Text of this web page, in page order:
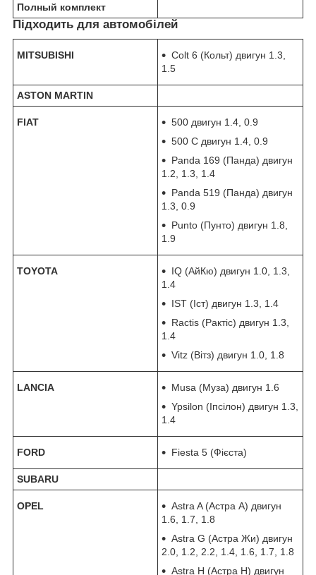
Полный комплект
Підходить для автомобілей
MITSUBISHI
Colt 6 (Кольт) двигун 1.3,
1.5
ASTON MARTIN
FIAT
500 двигун 1.4, 0.9
500 C двигун 1.4, 0.9
Panda 169 (Панда) двигун
1.2, 1.3, 1.4
Panda 519 (Панда) двигун
1.3, 0.9
Punto (Пунто) двигун 1.8,
1.9
TOYOTA
IQ (АйКю) двигун 1.0, 1.3,
1.4
IST (Іст) двигун 1.3, 1.4
Ractis (Рактіс) двигун 1.3,
1.4
Vitz (Вітз) двигун 1.0, 1.8
LANCIA
Musa (Муза) двигун 1.6
Ypsilon (Іпсілон) двигун 1.3,
1.4
FORD Fiesta 5 (Фієста)
SUBARU
OPEL
Astra A (Астра А) двигун
1.6, 1.7, 1.8
Astra G (Астра Жи) двигун
2.0, 1.2, 2.2, 1.4, 1.6, 1.7, 1.8
Astra H (Астра Н) двигун